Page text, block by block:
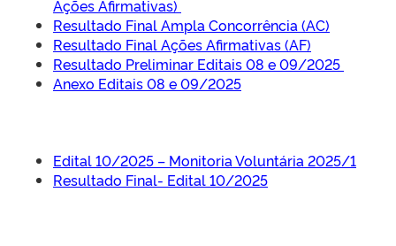
Ações Afirmativas)
Resultado Final Ampla Concorrência (AC)
Resultado Final Ações Afirmativas (AF)
Resultado Preliminar Editais 08 e 09/2025
Anexo Editais 08 e 09/2025
Edital 10/2025 – Monitoria Voluntária 2025/1
Resultado Final- Edital 10/2025